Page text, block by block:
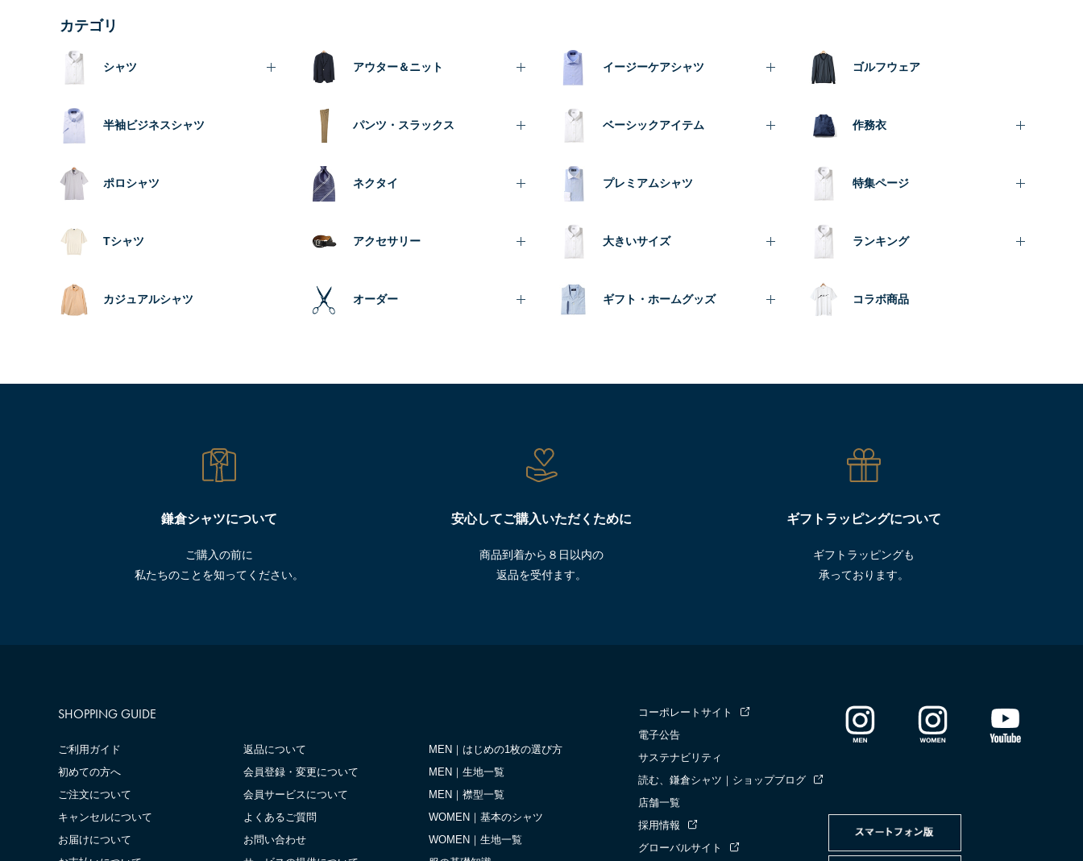
カテゴリ
シャツ
半袖ビジネスシャツ
ポロシャツ
Tシャツ
カジュアルシャツ
アウター＆ニット
パンツ・スラックス
ネクタイ
アクセサリー
オーダー
イージーケアシャツ
ベーシックアイテム
プレミアムシャツ
大きいサイズ
ギフト・ホームグッズ
ゴルフウェア
作務衣
特集ページ
ランキング
コラボ商品
鎌倉シャツについて
ご購入の前に
私たちのことを知ってください。
安心してご購入いただくために
商品到着から８日以内の
返品を受付ます。
ギフトラッピングについて
ギフトラッピングも
承っております。
SHOPPING GUIDE
ご利用ガイド
初めての方へ
ご注文について
キャンセルについて
お届けについて
返品について
会員登録・変更について
会員サービスについて
よくあるご質問
お問い合わせ
MEN｜はじめの1枚の選び方
MEN｜生地一覧
MEN｜襟型一覧
WOMEN｜基本のシャツ
WOMEN｜生地一覧
コーポレートサイト
電子公告
サステナビリティ
読む、鎌倉シャツ｜ショップブログ
店舗一覧
採用情報
グローバルサイト